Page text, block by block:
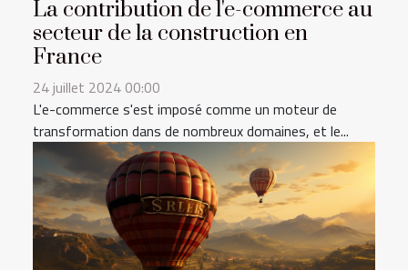
La contribution de l'e-commerce au
secteur de la construction en
France
24 juillet 2024 00:00
L'e-commerce s'est imposé comme un moteur de
transformation dans de nombreux domaines, et le...